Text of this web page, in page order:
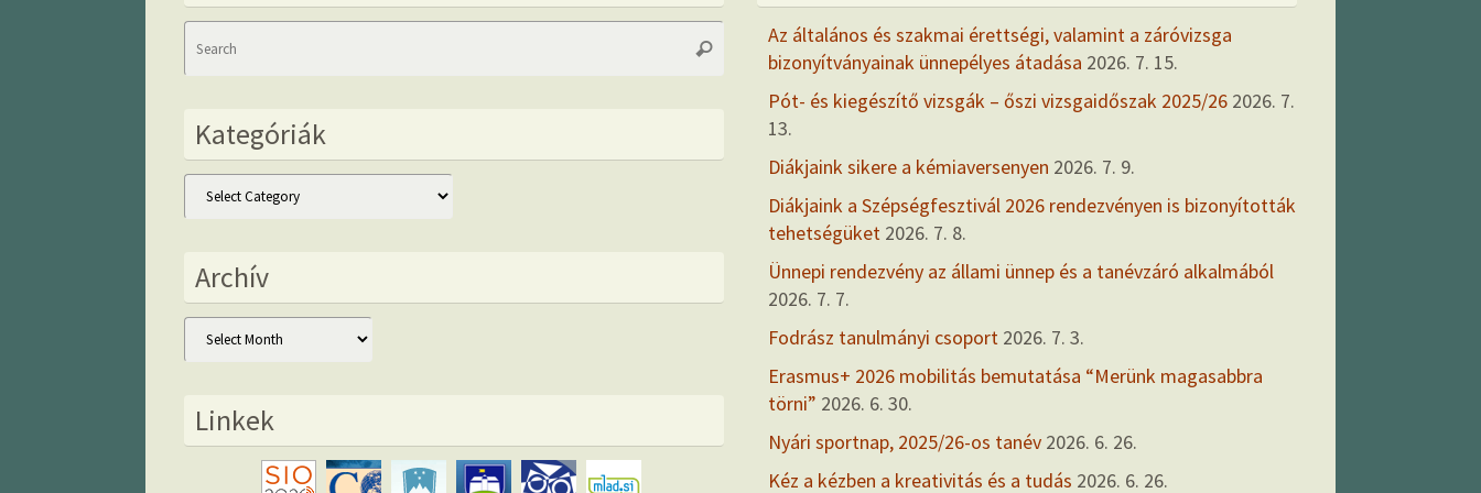
Search
Search
Kategóriák
Kategóriák
Archív
Archív
Linkek
Az általános és szakmai érettségi, valamint a záróvizsga
bizonyítványainak ünnepélyes átadása 2026. 7. 15.
Pót- és kiegészítő vizsgák – őszi vizsgaidőszak 2025/26 2026. 7.
13.
Diákjaink sikere a kémiaversenyen 2026. 7. 9.
Diákjaink a Szépségfesztivál 2026 rendezvényen is bizonyították
tehetségüket 2026. 7. 8.
Ünnepi rendezvény az állami ünnep és a tanévzáró alkalmából
2026. 7. 7.
Fodrász tanulmányi csoport 2026. 7. 3.
Erasmus+ 2026 mobilitás bemutatása “Merünk magasabbra
törni” 2026. 6. 30.
Nyári sportnap, 2025/26-os tanév 2026. 6. 26.
Kéz a kézben a kreativitás és a tudás 2026. 6. 26.